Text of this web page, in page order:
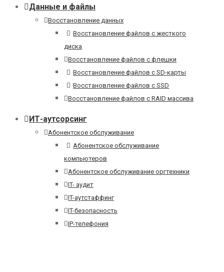
Данные и файлы
Восстановление данных
Восстановление файлов с жесткого
диска
Восстановление файлов с флешки
Восстановление файлов с SD-карты
Восстановление файлов с SSD
Восстановление файлов с RAID массива
ИТ-аутсорсинг
Абонентское обслуживание
Абонентское обслуживание
компьютеров
Абонентское обслуживание оргтехники
IT- аудит
IT-аутстаффинг
IT-безопасность
IP-телефония